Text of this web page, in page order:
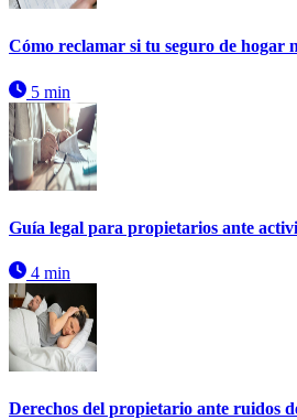
Cómo reclamar si tu seguro de hogar
5 min
Guía legal para propietarios ante
4 min
Derechos del propietario ante ruidos